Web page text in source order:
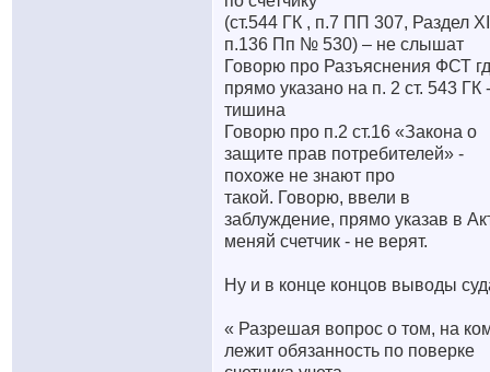
(ст.544 ГК , п.7 ПП 307, Раздел
п.136 Пп № 530) – не слышат
Говорю про Разъяснения ФСТ
прямо указано на п. 2 ст. 543 ГК -
тишина
Говорю про п.2 ст.16 «Закона о
защите прав потребителей» -
похоже не знают про
такой. Говорю, ввели в
заблуждение, прямо указав в
меняй счетчик - не верят.
Ну и в конце концов выводы
« Разрешая вопрос о том, на
лежит обязанность по поверке